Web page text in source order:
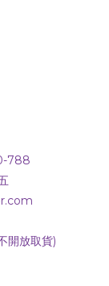
788
開放取貨)